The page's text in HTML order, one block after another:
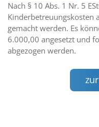
Nach § 10 Abs. 1 Nr. 5
Kinderbetreuungskosten
gemacht werden. Es
6.000,00 angesetzt und
abgezogen werden.